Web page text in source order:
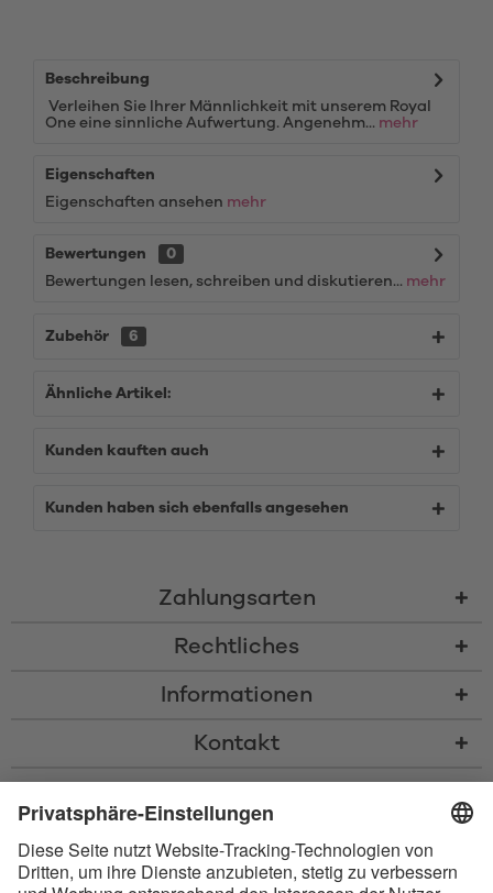
Beschreibung
Verleihen Sie Ihrer Männlichkeit mit unserem Royal
One eine sinnliche Aufwertung. Angenehm... mehr
Eigenschaften
Eigenschaften ansehen mehr
Bewertungen
0
Bewertungen lesen, schreiben und diskutieren... mehr
Zubehör 6
Ähnliche Artikel:
Kunden kauften auch
Kunden haben sich ebenfalls angesehen
Zahlungsarten
Rechtliches
Informationen
Kontakt
Nachnahmegebühren, wenn nicht anders beschrieben
und Eigentum der Bluetooth SIG, Inc. Die Nutzung dieser Marken durch